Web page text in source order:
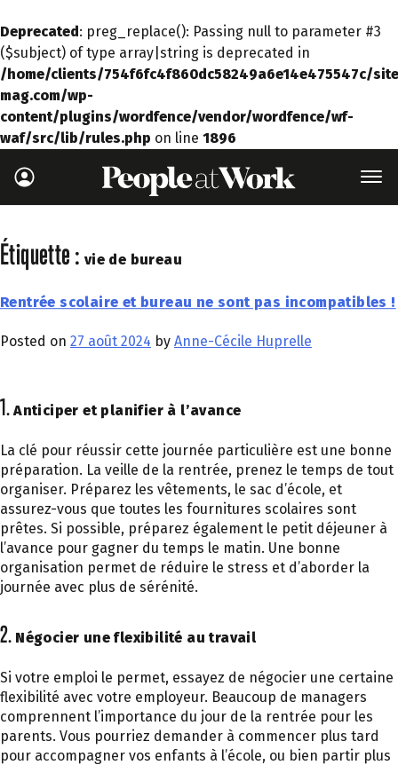
Deprecated: preg_replace(): Passing null to parameter #3
($subject) of type array|string is deprecated in
/home/clients/754f6fc4f860dc58249a6e14e475547c/
mag.com/wp-
content/plugins/wordfence/vendor/wordfence/wf-
waf/src/lib/rules.php on line 1896
Étiquette : vie de bureau
Rentrée scolaire et bureau ne sont pas incompatibles !
Posted on 27 août 2024 by Anne-Cécile Huprelle
1.Anticiper et planifier à l’avance
La clé pour réussir cette journée particulière est une bonne
préparation. La veille de la rentrée, prenez le temps de tout
organiser. Préparez les vêtements, le sac d’école, et
assurez-vous que toutes les fournitures scolaires sont
prêtes. Si possible, préparez également le petit déjeuner à
l’avance pour gagner du temps le matin. Une bonne
organisation permet de réduire le stress et d’aborder la
journée avec plus de sérénité.
2. Négocier une flexibilité au travail
Si votre emploi le permet, essayez de négocier une certaine
flexibilité avec votre employeur. Beaucoup de managers
comprennent l’importance du jour de la rentrée pour les
parents. Vous pourriez demander à commencer plus tard
pour accompagner vos enfants à l’école, ou bien partir plus